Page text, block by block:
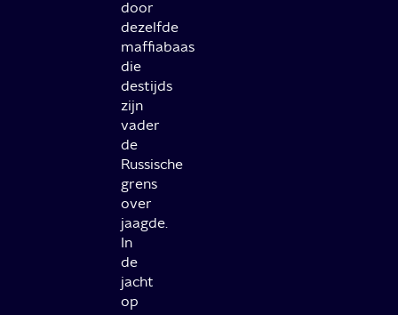
door
dezelfde
maffiabaas
die
destijds
zijn
vader
de
Russische
grens
over
jaagde.
In
de
jacht
op